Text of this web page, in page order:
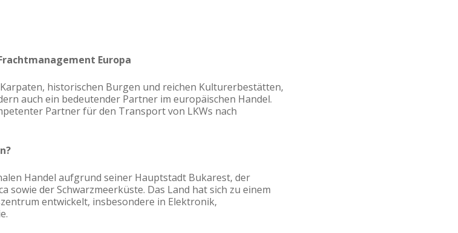
Europa
historischen Burgen und reichen Kulturerbestätten,
auch ein bedeutender Partner im europäischen Handel.
Partner für den Transport von LKWs nach
Handel aufgrund seiner Hauptstadt Bukarest, der
sowie der Schwarzmeerküste. Das Land hat sich zu einem
entwickelt, insbesondere in Elektronik,